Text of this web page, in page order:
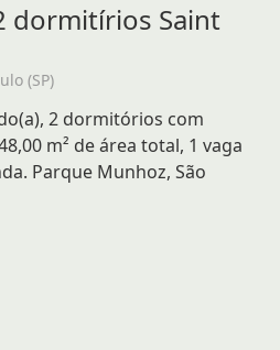
dormitírios Saint
(SP)
2 dormitórios com
m² de área total, 1 vaga
Parque Munhoz, São